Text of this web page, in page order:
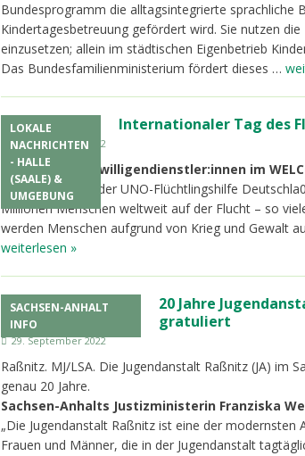
Bundesprogramm die alltagsintegrierte sprachliche
Kindertagesbetreuung gefördert wird. Sie nutzen
einzusetzen; allein im städtischen Eigenbetrieb
Das Bundesfamilienministerium fördert dieses …
LOKALE
NACHRICHTEN
- HALLE
(SAALE) &
UMGEBUNG
Internationaler Tag des
29. September 2022
Bereits 120 Freiwilligendienstler:innen im
Halle. FWA. Laut der UNO-Flüchtlingshilfe
Millionen Menschen weltweit auf der Flucht – so
werden Menschen aufgrund von Krieg und Gewalt
weiterlesen »
SACHSEN-ANHALT
INFO
20 Jahre
gratuliert
29. September 2022
Raßnitz. MJ/LSA. Die Jugendanstalt Raßnitz (JA) im
genau 20 Jahre.
Sachsen-Anhalts Justizministerin Franziska
„Die Jugendanstalt Raßnitz ist eine der modernsten
Frauen und Männer, die in der Jugendanstalt